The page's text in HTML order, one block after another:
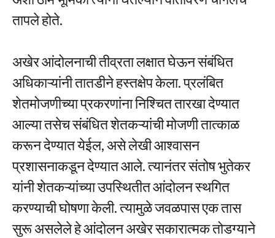
तापले होते.
अखेर आंदोलनाची तीव्रता लक्षात घेऊन संबंधित
अधिकाऱ्यांनी तातडीने हस्तक्षेप केला. प्रलंबित
शेतमोजणीच्या प्रकरणांना निश्चित तारखा देण्यात
आल्या तसेच संबंधित शेतकऱ्यांची मोजणी तात्काळ
करून देण्यात येईल, असे लेखी आश्वासन
प्रशासनाकडून देण्यात आले. त्यानंतर संतोष भुतेकर
यांनी शेतकऱ्यांच्या उपस्थितीत आंदोलन स्थगित
करण्याची घोषणा केली. त्यामुळे जवळपास एक तास
सुरू असलेले हे आंदोलन अखेर सकारात्मक तोडग्याने